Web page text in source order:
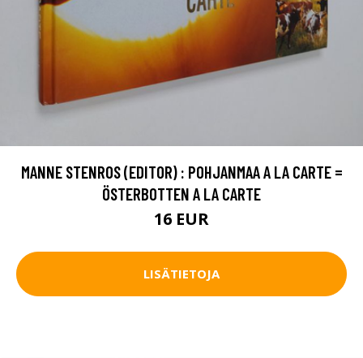
MANNE STENROS (EDITOR) : POHJANMAA A LA CARTE =
ÖSTERBOTTEN A LA CARTE
16 EUR
LISÄTIETOJA